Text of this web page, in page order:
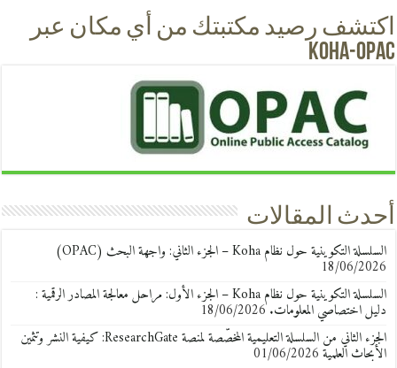
اكتشف رصيد مكتبتك من أي مكان عبر
KOHA-OPAC
أحدث المقالات
السلسلة التكوينية حول نظام Koha – الجزء الثاني: واجهة البحث (OPAC)
18/06/2026
السلسلة التكوينية حول نظام Koha – الجزء الأول: مراحل معالجة المصادر الرقمية :
دليل اختصاصي المعلومات.18/06/2026
الجزء الثاني من السلسلة التعليمية المخصّصة لمنصة ResearchGate: كيفية النشر وتثمين
الأبحاث العلمية01/06/2026